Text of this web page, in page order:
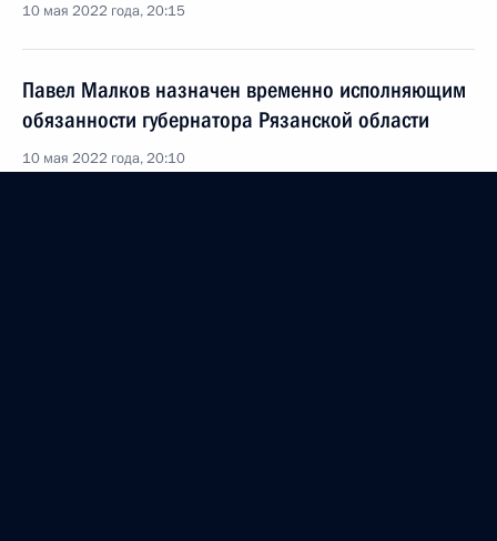
10 мая 2022 года, 20:15
Павел Малков назначен временно исполняющим
обязанности губернатора Рязанской области
10 мая 2022 года, 20:10